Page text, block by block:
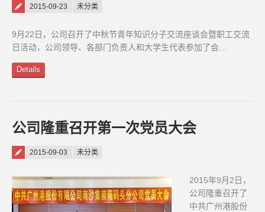
Posted on
2015-09-23 未分类
9月22日，公司召开了中秋节青年知识分子交流座谈会暨职工交流
日活动，公司领导、各部门负责人和大学生代表参加了会…
Details
公司隆重召开第一次党员大会
Posted on
2015-09-03 未分类
2015年9月2日，
公司隆重召开了
中共广州港股份